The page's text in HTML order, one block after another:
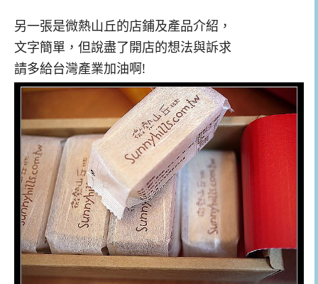
另一張是微熱山丘的店鋪及產品介紹，
文字簡單，但說盡了開店的想法與訴求
請多給台灣產業加油啊!